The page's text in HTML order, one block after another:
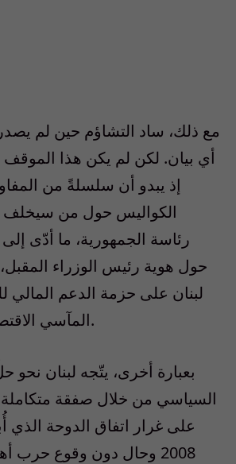
مع ذلك، ساد التشاؤم حين لم
أي بيان. لكن لم يكن هذا الموقف
إذ يبدو أن سلسلةً من
الكواليس حول من
رئاسة الجمهورية، ما أدّى
حول هوية رئيس الوزراء
لبنان على حزمة الدعم
المآسي الاقتصادية التي يعانيها.
بعبارة أخرى، يتّجه لبنان
السياسي من خلال صفقة متكاملة
على غرار اتفاق الدوحة الذي
2008 وحال دون وقوع حرب